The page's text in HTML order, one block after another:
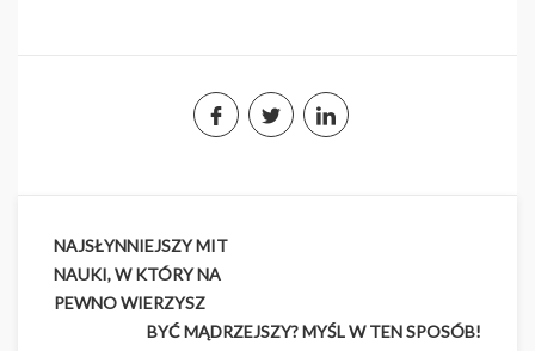
Nawigacja
wpisu
NAJSŁYNNIEJSZY MIT
NAUKI, W KTÓRY NA
PEWNO WIERZYSZ
BYĆ MĄDRZEJSZY? MYŚL W TEN SPOSÓB!